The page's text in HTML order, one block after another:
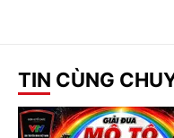
TIN CÙNG